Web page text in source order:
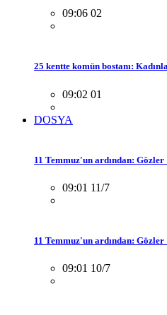
09:06 02
25 kentte komün bostanı:
09:02 01
DOSYA
11 Temmuz'un ardından:
09:01 11/7
11 Temmuz'un ardından:
09:01 10/7